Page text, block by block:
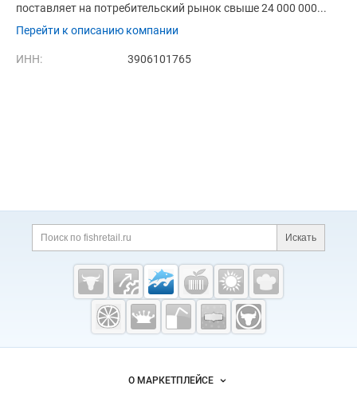
поставляет на потребительский рынок свыше 24 000 000...
Перейти к описанию компании
ИНН: 3906101765
Дополнительная информация
Поиск по сайту и
Искать
Cсылки на полезные проекты
Fishretail.ru —
рыба,
морепродукты
Важные разделы и контакты
Навигация по сайтуО МАРКЕТПЛЕЙСЕ